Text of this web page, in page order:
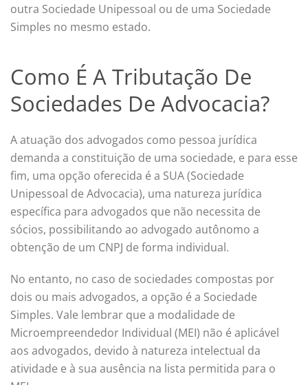
outra Sociedade Unipessoal ou de uma Sociedade
Simples no mesmo estado.
Como É A Tributação De
Sociedades De Advocacia?
A atuação dos advogados como pessoa jurídica
demanda a constituição de uma sociedade, e para esse
fim, uma opção oferecida é a SUA (Sociedade
Unipessoal de Advocacia), uma natureza jurídica
específica para advogados que não necessita de
sócios, possibilitando ao advogado autônomo a
obtenção de um CNPJ de forma individual.
No entanto, no caso de sociedades compostas por
dois ou mais advogados, a opção é a Sociedade
Simples. Vale lembrar que a modalidade de
Microempreendedor Individual (MEI) não é aplicável
aos advogados, devido à natureza intelectual da
atividade e à sua ausência na lista permitida para o